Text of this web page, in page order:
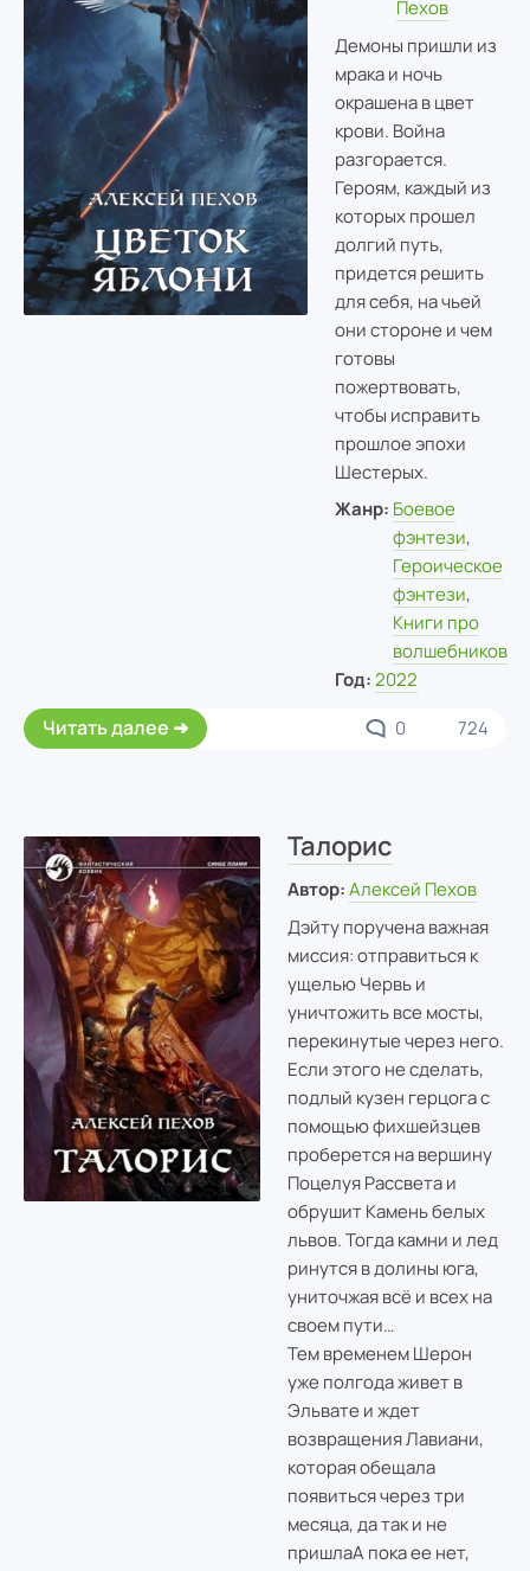
Пехов
Демоны пришли из
мрака и ночь
окрашена в цвет
крови. Война
разгорается.
Героям, каждый из
которых прошел
долгий путь,
придется решить
для себя, на чьей
они стороне и чем
готовы
пожертвовать,
чтобы исправить
прошлое эпохи
Шестерых.
Жанр: Боевое
фэнтези,
Героическое
фэнтези,
Книги про
волшебников
Год: 2022
Читать далее 0 724
Талорис
Автор: Алексей Пехов
Дэйту поручена важная
миссия: отправиться к
ущелью Червь и
уничтожить все мосты,
перекинутые через него.
Если этого не сделать,
подлый кузен герцога с
помощью фихшейзцев
проберется на вершину
Поцелуя Рассвета и
обрушит Камень белых
львов. Тогда камни и лед
ринутся в долины юга,
униточжая всё и всех на
своем пути…
Тем временем Шерон
уже полгода живет в
Эльвате и ждет
возвращения Лавиани,
которая обещала
появиться через три
месяца, да так и не
пришлаА пока ее нет,